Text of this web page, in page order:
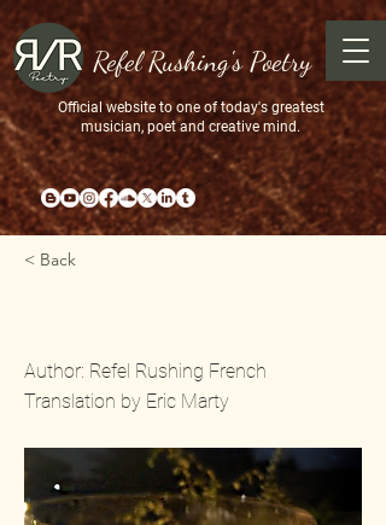
Refel Rushing's Poetry
Official website to one of today's greatest
musician, poet and creative mind.
< Back
Author: Refel Rushing French
Translation by Eric Marty